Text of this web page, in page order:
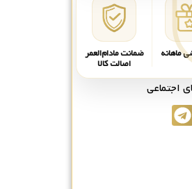
ماهانه ضمانت مادام‌العمر
اصالت کالا
اجتماعی